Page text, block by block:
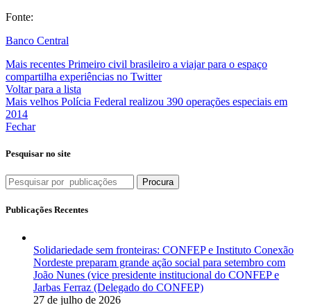
Fonte:
Banco Central
Mais recentes Primeiro civil brasileiro a viajar para o espaço
compartilha experiências no Twitter
Voltar para a lista
Mais velhos Polícia Federal realizou 390 operações especiais em
2014
Fechar
Pesquisar no site
Procura
Publicações Recentes
Solidariedade sem fronteiras: CONFEP e Instituto Conexão
Nordeste preparam grande ação social para setembro com
João Nunes (vice presidente institucional do CONFEP e
Jarbas Ferraz (Delegado do CONFEP)
27 de julho de 2026